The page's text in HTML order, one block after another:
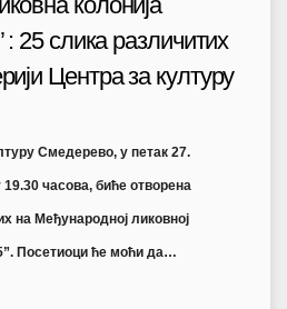
: 25 слика различитих
Галерији Центра за културу
Смедерево, у петак 27.
часова, биће отворена
на Међународној ликовној
Посетиоци ће моћи да…